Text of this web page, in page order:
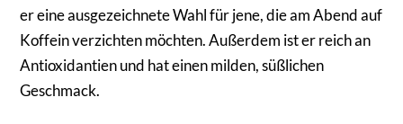
er eine ausgezeichnete Wahl für jene, die am Abend auf
Koffein verzichten möchten. Außerdem ist er reich an
Antioxidantien und hat einen milden, süßlichen
Geschmack.